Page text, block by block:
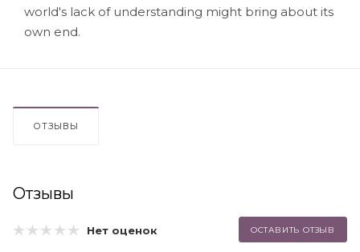
world's lack of understanding might bring about its
own end.
ОТЗЫВЫ
Отзывы
Нет оценок ОСТАВИТЬ ОТЗЫВ